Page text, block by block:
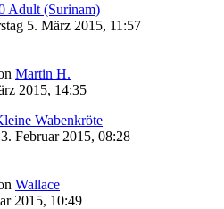
Adult (Surinam)
5. März 2015, 11:57
Martin H.
2015, 14:35
Wabenkröte
Februar 2015, 08:28
Wallace
2015, 10:49